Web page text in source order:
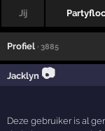
Jij
Profiel · 3885
Jacklyn 📷
Deze gebruiker is al